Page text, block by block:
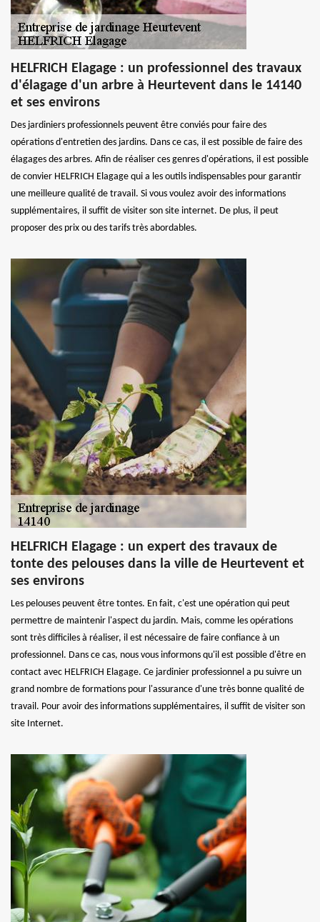
HELFRICH Elagage : un professionnel des travaux
d'élagage d'un arbre à Heurtevent dans le 14140
et ses environs
Des jardiniers professionnels peuvent être conviés pour faire des
opérations d'entretien des jardins. Dans ce cas, il est possible de faire des
élagages des arbres. Afin de réaliser ces genres d'opérations, il est possible
de convier HELFRICH Elagage qui a les outils indispensables pour garantir
une meilleure qualité de travail. Si vous voulez avoir des informations
supplémentaires, il suffit de visiter son site internet. De plus, il peut
proposer des prix ou des tarifs très abordables.
HELFRICH Elagage : un expert des travaux de
tonte des pelouses dans la ville de Heurtevent et
ses environs
Les pelouses peuvent être tontes. En fait, c'est une opération qui peut
permettre de maintenir l'aspect du jardin. Mais, comme les opérations
sont très difficiles à réaliser, il est nécessaire de faire confiance à un
professionnel. Dans ce cas, nous vous informons qu'il est possible d'être en
contact avec HELFRICH Elagage. Ce jardinier professionnel a pu suivre un
grand nombre de formations pour l'assurance d'une très bonne qualité de
travail. Pour avoir des informations supplémentaires, il suffit de visiter son
site Internet.